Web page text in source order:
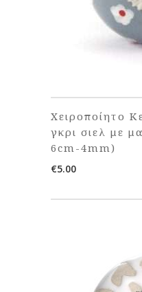
Χειροποίητο
γκρι σιελ με
6cm-4mm)
€5.00